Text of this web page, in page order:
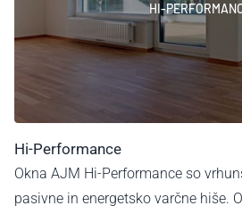
HI-
Hi-Performance
Okna AJM Hi-Performance so
pasivne in energetsko varčne hiše.